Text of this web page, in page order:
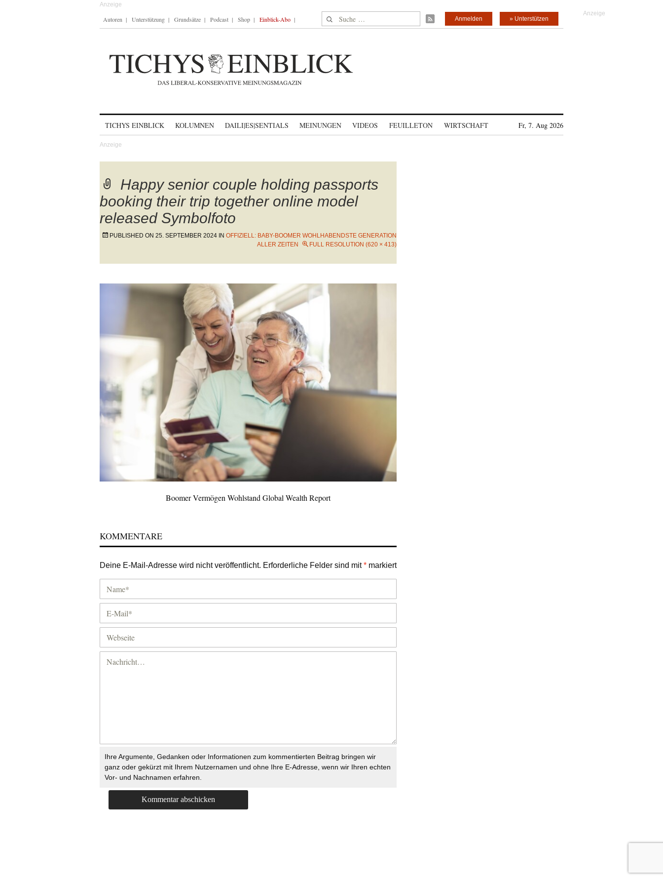
Autoren Unterstützung Grundsätze Podcast Shop Einblick-Abo Suche nach: » Unterstützen
Anmelden
TICHYS EINBLICK KOLUMNEN DAILI|ES|SENTIALS MEINUNGEN VIDEOS FEUILLETON WIRTSCHAFT Fr, 7. Aug 2026
Happy senior couple holding passports
booking their trip together online model
released Symbolfoto
PUBLISHED ON 25. SEPTEMBER 2024 IN OFFIZIELL: BABY-BOOMER WOHLHABENDSTE GENERATION
ALLER ZEITEN
FULL RESOLUTION (620 × 413)
Boomer Vermögen Wohlstand Global Wealth Report
KOMMENTARE
Deine E-Mail-Adresse wird nicht veröffentlicht. Erforderliche Felder sind mit* markiert
Ihre Argumente, Gedanken oder Informationen zum kommentierten Beitrag bringen wir
ganz oder gekürzt mit Ihrem Nutzernamen und ohne Ihre E-Adresse, wenn wir Ihren echten
Vor- und Nachnamen erfahren.